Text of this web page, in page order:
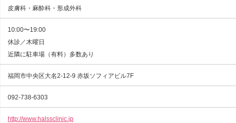
皮膚科・麻酔科・形成外科
10:00〜19:00
休診／木曜日
近隣に駐車場（有料）多数あり
福岡市中央区大名2-12-9 赤坂ソフィアビル7F
092-738-6303
http://www.halssclinic.jp